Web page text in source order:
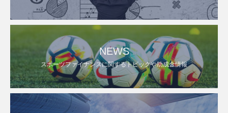
NEWS
スポーツファイナンスに関するトピックや助成金情報